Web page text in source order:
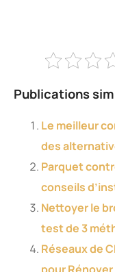
Publications
Le meilleur
des
Parquet
conseils
Nettoyer le
test de 3
Réseaux de